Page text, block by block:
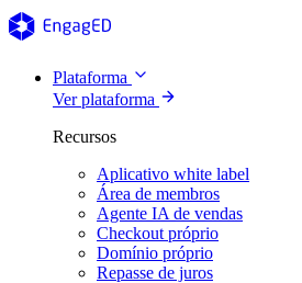
Plataforma
Ver plataforma
Recursos
Aplicativo white label
Área de membros
Agente IA de vendas
Checkout próprio
Domínio próprio
Repasse de juros